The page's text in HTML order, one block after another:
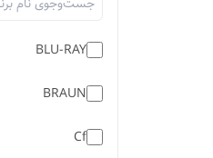
BLU-RAY
BRAUN
Cf